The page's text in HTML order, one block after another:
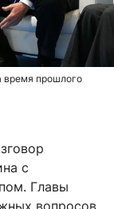
время прошлого
с
Главы
вопросов,